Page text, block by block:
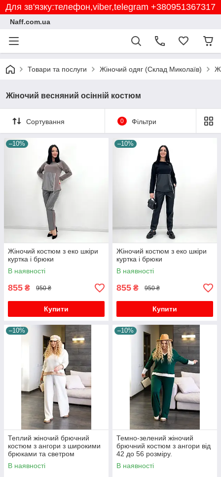
Для зв'язку:телефон,viber,telegram +380951367317
Naff.com.ua
Товари та послуги Жіночий одяг (Склад Миколаїв)
Жіночий весняний осінній костюм
Сортування 0 Фільтри
–10%
Жіночий костюм з еко шкіри
куртка і брюки
В наявності
855 ₴ 950 ₴
Купити
–10%
Жіночий костюм з еко шкіри
куртка і брюки
В наявності
855 ₴ 950 ₴
Купити
–10%
Теплий жіночий брючний
костюм з ангори з широкими
брюками та светром
В наявності
–10%
Темно-зелений жіночий
брючний костюм з ангори від
42 до 56 розміру.
В наявності